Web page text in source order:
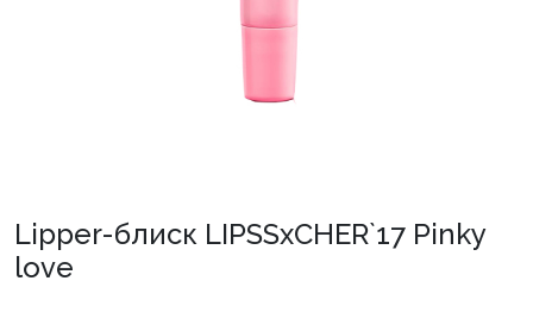
Lipper-блиск LIPSSxCHER`17 Pinky
love